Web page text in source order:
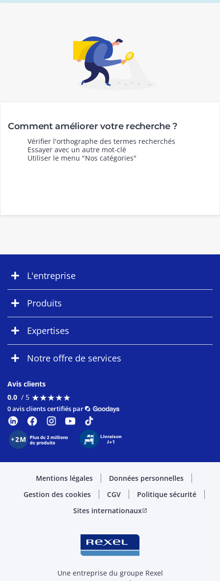
Comment améliorer votre recherche ?
Vérifier l'orthographe des termes recherchés
Essayer avec un autre mot-clé
Utiliser le menu "Nos catégories"
L'entreprise
Produits
Expertises
Notre offre de services
Avis clients
0.0 / 5 ★★★★★
★★★★★
0 avis clients certifiés par
Mentions légales
Données personnelles
Gestion des cookies
CGV
Politique sécurité
Sites internationauxopen_in_new
Une entreprise du groupe Rexel